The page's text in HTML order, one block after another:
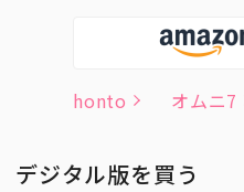
honto オムニ7
デジタル版を買う